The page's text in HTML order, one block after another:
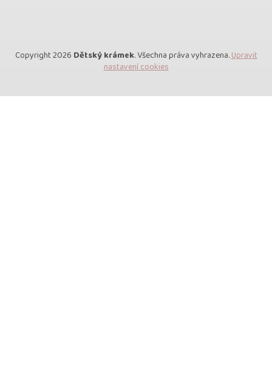
Copyright 2026 Dětský krámek. Všechna práva vyhrazena.Upravit
nastavení cookies